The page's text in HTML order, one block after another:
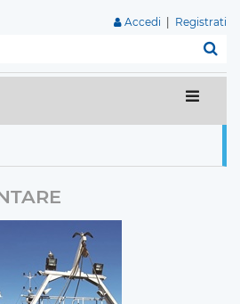
Accedi Registrati